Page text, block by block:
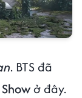
. BTS đã
ở đây.